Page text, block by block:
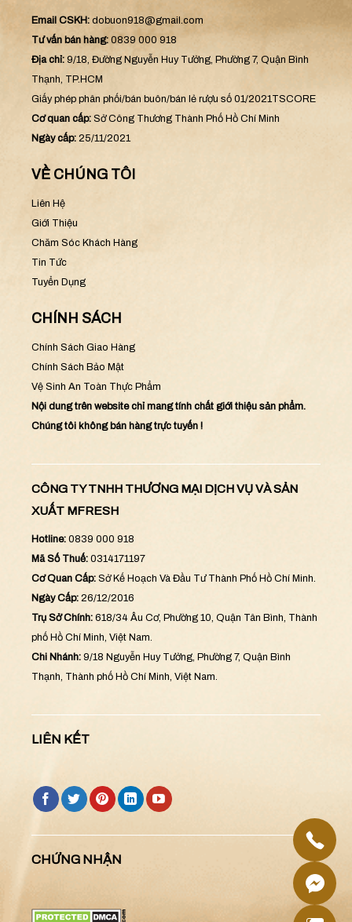
Email CSKH: dobuon918@gmail.com
Tư vấn bán hàng: 0839 000 918
Địa chỉ: 9/18, Đường Nguyễn Huy Tưởng, Phường 7, Quận Bình
Thạnh, TP.HCM
Giấy phép phân phối/bán buôn/bán lẻ rượu số 01/2021TSCORE
Cơ quan cấp: Sở Công Thương Thành Phố Hồ Chí Minh
Ngày cấp: 25/11/2021
VỀ CHÚNG TÔI
Liên Hệ
Giới Thiệu
Chăm Sóc Khách Hàng
Tin Tức
Tuyển Dụng
CHÍNH SÁCH
Chính Sách Giao Hàng
Chính Sách Bảo Mật
Vệ Sinh An Toàn Thực Phẩm
Nội dung trên website chỉ mang tính chất giới thiệu sản phẩm.
Chúng tôi không bán hàng trực tuyến !
CÔNG TY TNHH THƯƠNG MẠI DỊCH VỤ VÀ SẢN
XUẤT MFRESH
Hotline: 0839 000 918
Mã Số Thuế: 0314171197
Cơ Quan Cấp: Sở Kế Hoạch Và Đầu Tư Thành Phố Hồ Chí Minh.
Ngày Cấp: 26/12/2016
Trụ Sở Chính: 618/34 Âu Cơ, Phường 10, Quận Tân Bình, Thành
phố Hồ Chí Minh, Việt Nam.
Chi Nhánh: 9/18 Nguyễn Huy Tưởng, Phường 7, Quận Bình
Thạnh, Thành phố Hồ Chí Minh, Việt Nam.
LIÊN KẾT
CHỨNG NHẬN